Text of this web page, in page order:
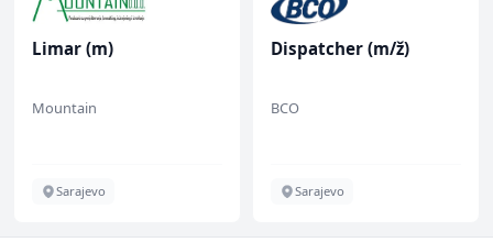
Limar (m)
Mountain
Sarajevo
Dispatcher (m/ž)
BCO
Sarajevo